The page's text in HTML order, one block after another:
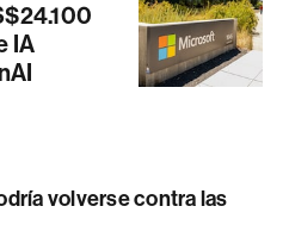
IA
volverse contra las